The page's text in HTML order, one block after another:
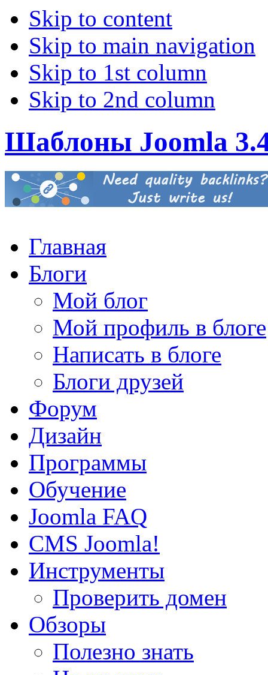
Skip to content
Skip to main navigation
Skip to 1st column
Skip to 2nd column
Шаблоны Joomla
Главная
Блоги
Мой блог
Мой профиль в блоге
Написать в блоге
Блоги друзей
Форум
Дизайн
Программы
Обучение
Joomla FAQ
CMS Joomla!
Инструменты
Проверить домен
Обзоры
Полезно знать